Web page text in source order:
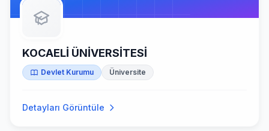
KOCAELİ ÜNİVERSİTESİ
Devlet Kurumu Üniversite
Detayları Görüntüle